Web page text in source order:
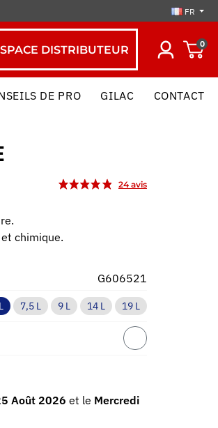
FR
DISTRIBUTEUR 0
DE PRO GILAC CONTACT
chimique.
G606521
7,5 L 9 L 14 L 19 L
Août 2026 et le Mercredi